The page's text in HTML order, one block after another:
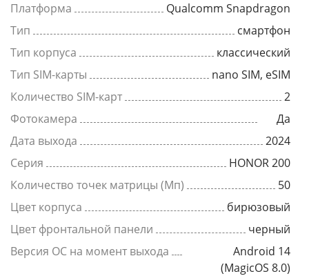
Платформа
Qualcomm Snapdragon
Тип
смартфон
Тип корпуса
классический
Тип SIM-карты
nano SIM, eSIM
Количество SIM-карт
2
Фотокамера
Да
Дата выхода
2024
Серия
HONOR 200
Количество точек матрицы (Мп)
50
Цвет корпуса
бирюзовый
Цвет фронтальной панели
черный
Версия ОС на момент выхода
Android 14
(MagicOS 8.0)